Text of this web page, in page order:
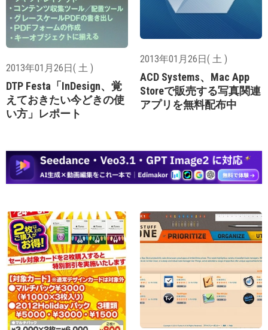
2013年01月26日( 土 )
DTP Festa「InDesign、覚
えておきたい今どきの使
い方」レポート
2013年01月26日( 土 )
ACD Systems、Mac App
Storeで販売する写真関連
アプリを無料配布中